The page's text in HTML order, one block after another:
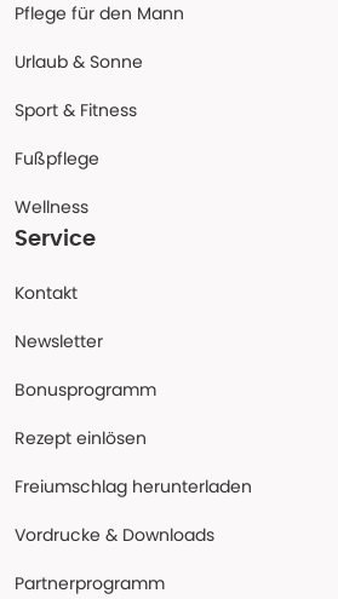
Pflege für den Mann
Urlaub & Sonne
Sport & Fitness
Fußpflege
Wellness
Service
Kontakt
Newsletter
Bonusprogramm
Rezept einlösen
Freiumschlag herunterladen
Vordrucke & Downloads
Partnerprogramm